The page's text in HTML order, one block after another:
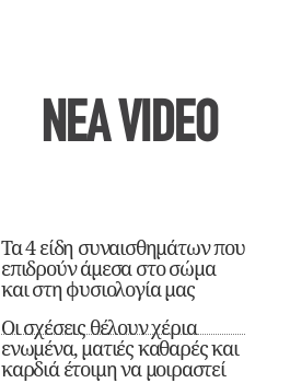
ΝΕΑ VIDEO
Τα 4 είδη συναισθημάτων που
επιδρούν άμεσα στο σώμα
και στη φυσιολογία μας
Οι σχέσεις θέλουν χέρια
ενωμένα, ματιές καθαρές και
καρδιά έτοιμη να μοιραστεί